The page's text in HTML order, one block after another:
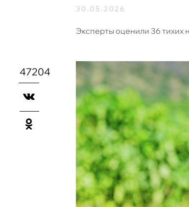
30.05.2026
Эксперты оценили 36 тихих
47204